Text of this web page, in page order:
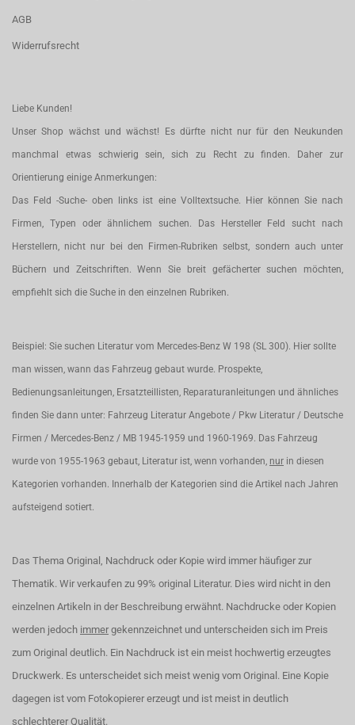
AGB
Widerrufsrecht
Liebe Kunden!
Unser Shop wächst und wächst! Es dürfte nicht nur für den Neukunden
manchmal etwas schwierig sein, sich zu Recht zu finden. Daher zur
Orientierung einige Anmerkungen:
Das Feld -Suche- oben links ist eine Volltextsuche. Hier können Sie nach
Firmen, Typen oder ähnlichem suchen. Das Hersteller Feld sucht nach
Herstellern, nicht nur bei den Firmen-Rubriken selbst, sondern auch unter
Büchern und Zeitschriften. Wenn Sie breit gefächerter suchen möchten,
empfiehlt sich die Suche in den einzelnen Rubriken.
Beispiel: Sie suchen Literatur vom Mercedes-Benz W 198 (SL 300). Hier sollte
man wissen, wann das Fahrzeug gebaut wurde. Prospekte,
Bedienungsanleitungen, Ersatzteillisten, Reparaturanleitungen und ähnliches
finden Sie dann unter: Fahrzeug Literatur Angebote / Pkw Literatur / Deutsche
Firmen / Mercedes-Benz / MB 1945-1959 und 1960-1969. Das Fahrzeug
wurde von 1955-1963 gebaut, Literatur ist, wenn vorhanden, nur in diesen
Kategorien vorhanden. Innerhalb der Kategorien sind die Artikel nach Jahren
aufsteigend sotiert.
Das Thema Original, Nachdruck oder Kopie wird immer häufiger zur
Thematik. Wir verkaufen zu 99% original Literatur. Dies wird nicht in den
einzelnen Artikeln in der Beschreibung erwähnt. Nachdrucke oder Kopien
werden jedoch immer gekennzeichnet und unterscheiden sich im Preis
zum Original deutlich. Ein Nachdruck ist ein meist hochwertig erzeugtes
Druckwerk. Es unterscheidet sich meist wenig vom Original. Eine Kopie
dagegen ist vom Fotokopierer erzeugt und ist meist in deutlich
schlechterer Qualität.